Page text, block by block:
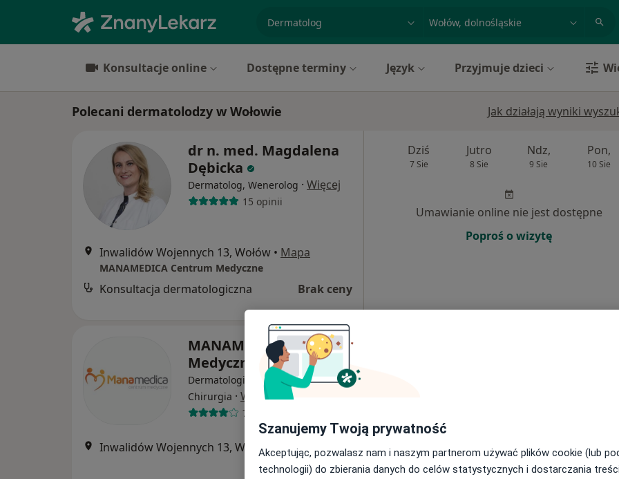
specjalizacja, badanie lub nazwiskomiasto lub dzielnica
Konsultacje online Dostępne terminy Język Przyjmuje dzieci
Polecani dermatolodzy w Wołowie Jak działają wyniki
dr n. med. Magdalena
Dębicka
Dermatolog, Wenerolog · Więcej
15 opinii
Inwalidów Wojennych 13, Wołów • Mapa
MANAMEDICA Centrum Medyczne
Konsultacja dermatologiczna Brak ceny
Dziś
7 Sie
Jutro
8 Sie
Ndz,
9 Sie
Pon,
10 Sie
Umawianie online nie jest dostępne
Poproś o wizytę
MANAMEDICA Centrum
Medyczne
Dermatologia, Psychiatria,
Chirurgia · Więcej
7 opinii
Inwalidów Wojennych 13, Wołów • Mapa
Szanujemy Twoją prywatność
Akceptując, pozwalasz nam i naszym partnerom używać plików cookie (lub
technologii) do zbierania danych do celów statystycznych i dostarczania